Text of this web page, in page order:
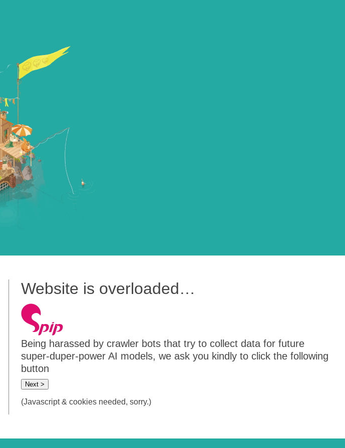
Website is overloaded…
Being harassed by crawler bots that try to collect data for future
super-duper-power AI models, we ask you kindly to click the following
button
Next >
(Javascript & cookies needed, sorry.)